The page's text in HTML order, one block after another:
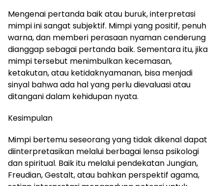
Mengenai pertanda baik atau buruk, interpretasi
mimpi ini sangat subjektif. Mimpi yang positif, penuh
warna, dan memberi perasaan nyaman cenderung
dianggap sebagai pertanda baik. Sementara itu, jika
mimpi tersebut menimbulkan kecemasan,
ketakutan, atau ketidaknyamanan, bisa menjadi
sinyal bahwa ada hal yang perlu dievaluasi atau
ditangani dalam kehidupan nyata.
Kesimpulan
Mimpi bertemu seseorang yang tidak dikenal dapat
diinterpretasikan melalui berbagai lensa psikologi
dan spiritual. Baik itu melalui pendekatan Jungian,
Freudian, Gestalt, atau bahkan perspektif agama,